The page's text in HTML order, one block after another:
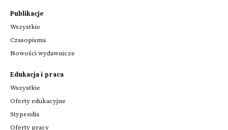
Publikacje
Wszystkie
Czasopisma
Nowości wydawnicze
Edukacja i praca
Wszystkie
Oferty edukacyjne
Stypendia
Oferty pracy